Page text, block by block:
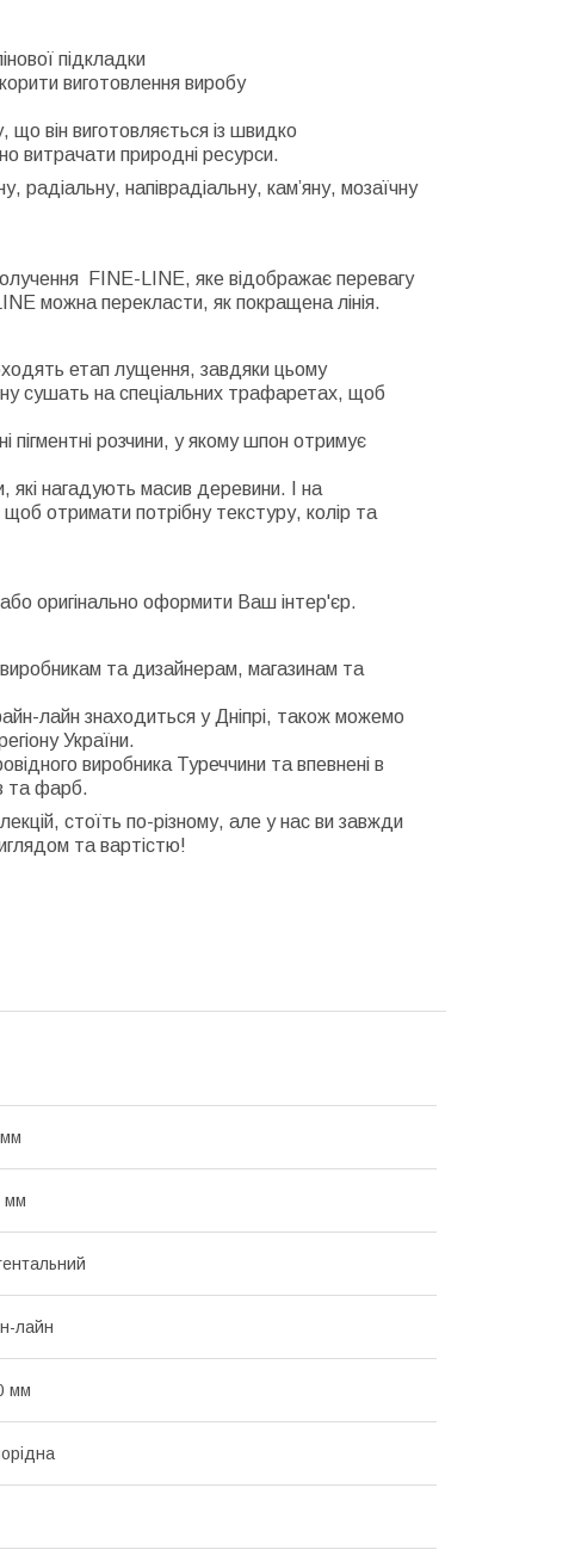
підкладки
виготовлення виробу
що він виготовляється із швидко
витрачати природні ресурси.
радіальну, напіврадіальну, кам’яну, мозаїчну
FINE-LINE, яке відображає перевагу
можна перекласти, як покращена лінія.
етап лущення, завдяки цьому
сушать на спеціальних трафаретах, щоб
пігментні розчини, у якому шпон отримує
які нагадують масив деревини. І на
отримати потрібну текстуру, колір та
або оригінально оформити Ваш інтер'єр.
та дизайнерам, магазинам та
лайн знаходиться у Дніпрі, також можемо
України.
виробника Туреччини та впевнені в
та фарб.
стоїть по-різному, але у нас ви завжди
та вартістю!
мм
лайн
мм